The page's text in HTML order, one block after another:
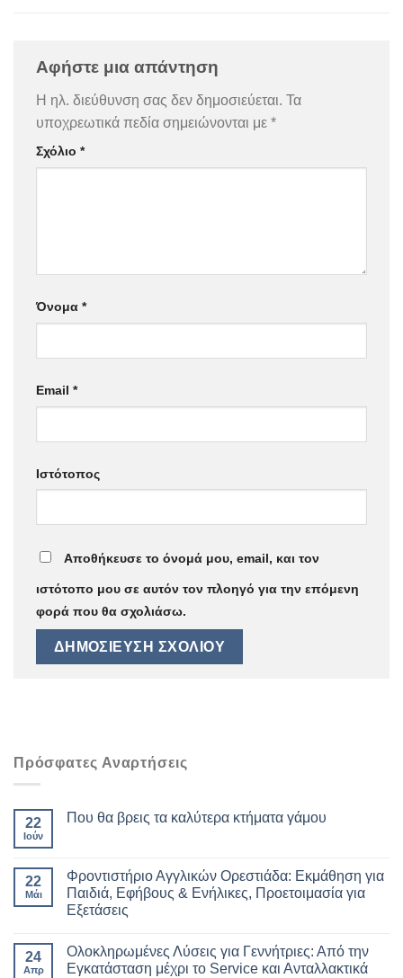
Αφήστε μια απάντηση
Η ηλ. διεύθυνση σας δεν δημοσιεύεται. Τα
υποχρεωτικά πεδία σημειώνονται με *
Σχόλιο *
Όνομα *
Email *
Ιστότοπος
Αποθήκευσε το όνομά μου, email, και τον
ιστότοπο μου σε αυτόν τον πλοηγό για την επόμενη
φορά που θα σχολιάσω.
Πρόσφατες Αναρτήσεις
22
Ιούν
Που θα βρεις τα καλύτερα κτήματα γάμου
22
Μάι
Φροντιστήριο Αγγλικών Ορεστιάδα: Εκμάθηση για
Παιδιά, Εφήβους & Ενήλικες, Προετοιμασία για
Εξετάσεις
24
Απρ
Ολοκληρωμένες Λύσεις για Γεννήτριες: Από την
Εγκατάσταση μέχρι το Service και Ανταλλακτικά